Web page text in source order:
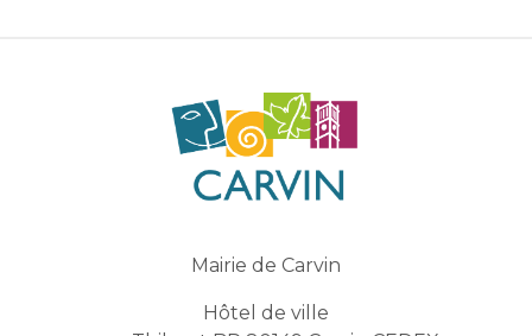
Mairie de Carvin
Hôtel de ville